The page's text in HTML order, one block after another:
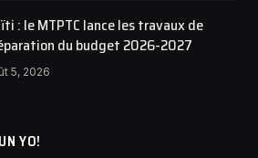
: le MTPTC lance les travaux de
du budget 2026-2027
5, 2026
YO!